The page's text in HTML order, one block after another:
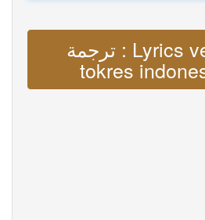
ترجمة : Lyrics vell tato tik
tokres